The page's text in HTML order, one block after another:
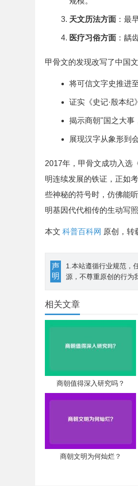
天文历法方面 ：最
医疗习俗方面 ：龋
甲骨文的发现改写了中国
将可信文字史推进
证实《史记·殷本纪
揭示商朝"国之大事
展现汉字从象形到
2017年，甲骨文成功入选
明连续发展的铁证，正如
些神秘的符号时，仿佛能
明基因代代相传的生动写照
本文 科普百科网 原创，转
声
明
1.本站遵循行业规范，
源，不尊重原创的行为
相关文章
商朝值得深入研究吗？
商朝文明为何灿烂？